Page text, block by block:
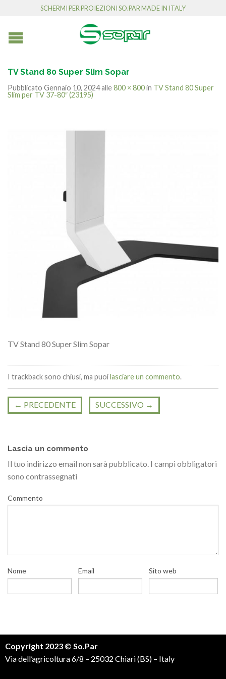
SCHERMI PER PROIEZIONI SO.PAR MADE IN ITALY
TV Stand 80 Super Slim Sopar
Pubblicato Gennaio 10, 2024alle800 × 800in TV Stand 80 Super
Slim per TV 37-80″ (23195)
TV Stand 80 Super Slim Sopar
I trackback sono chiusi, ma puoilasciare un commento.
← PRECEDENTE SUCCESSIVO →
Lascia un commento
Il tuo indirizzo email non sarà pubblicato. I campi obbligatori
sono contrassegnati
Commento
Nome Email Sito web
Copyright 2023 © So.Par
Via dell’agricoltura 6/8 – 25032 Chiari (BS) – Italy